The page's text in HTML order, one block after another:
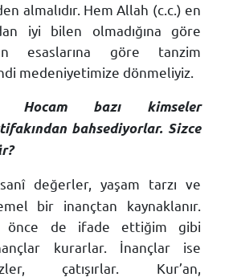
almalıdır. Hem Allah (c.c.) en
iyi bilen olmadığına göre
esaslarına göre tanzim
medeniyetimize dönmeliyiz.
Hocam bazı kimseler
bahsediyorlar. Sizce
değerler, yaşam tarzı ve
bir inançtan kaynaklanır.
önce de ifade ettiğim gibi
kurarlar. İnançlar ise
çatışırlar. Kur’an,